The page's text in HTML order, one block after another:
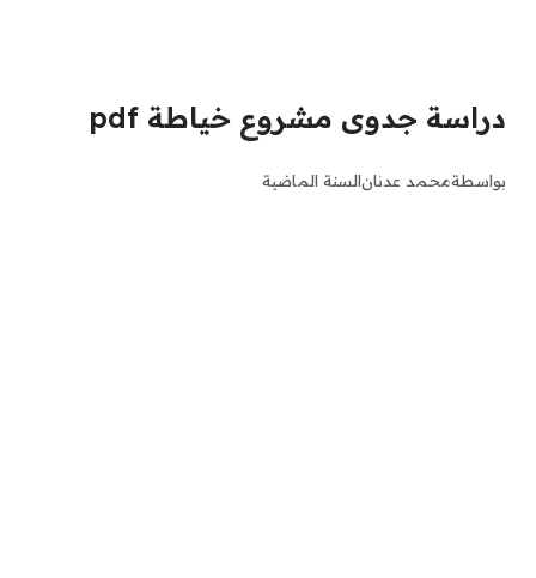
دراسة جدوى مشروع خياطة pdf
بواسطةمحمد عدنانالسنة الماضية